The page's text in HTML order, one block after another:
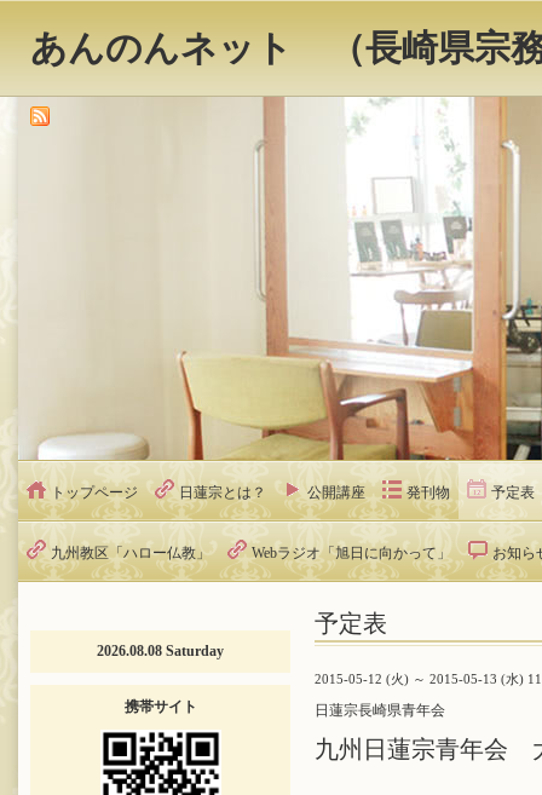
あんのんネット （長崎県宗
トップページ 日蓮宗とは？ 公開講座 発刊物 予定表
九州教区「ハロー仏教」 Webラジオ「旭日に向かって」 お知ら
予定表
2015-05-12 (火) ～ 2015-05-13 (水)
日蓮宗長崎県青年会
九州日蓮宗青年会
2026.08.08 Saturday
携帯サイト